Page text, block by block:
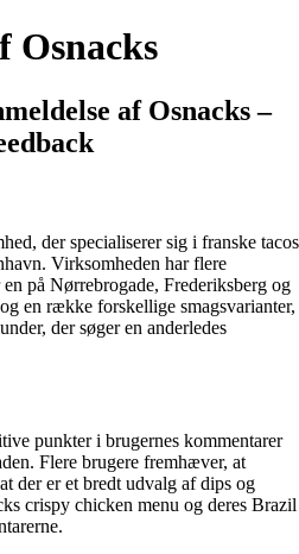
Osnacks
af Osnacks –
der specialiserer sig i franske tacos
Virksomheden har flere
på Nørrebrogade, Frederiksberg og
en række forskellige smagsvarianter,
der søger en anderledes
punkter i brugernes kommentarer
Flere brugere fremhæver, at
der er et bredt udvalg af dips og
crispy chicken menu og deres Brazil